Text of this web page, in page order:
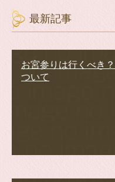
最新記事
お宮参りは行くべき
ついて